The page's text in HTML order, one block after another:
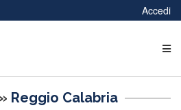
Accedi
» Reggio Calabria